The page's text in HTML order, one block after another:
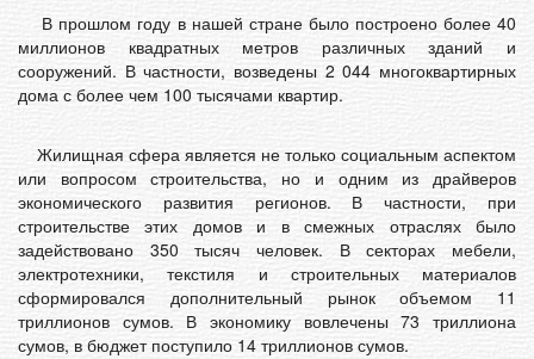
В прошлом году в нашей стране было построено более 40
миллионов квадратных метров различных зданий и
сооружений. В частности, возведены 2 044 многоквартирных
дома с более чем 100 тысячами квартир.
Жилищная сфера является не только социальным аспектом
или вопросом строительства, но и одним из драйверов
экономического развития регионов. В частности, при
строительстве этих домов и в смежных отраслях было
задействовано 350 тысяч человек. В секторах мебели,
электротехники, текстиля и строительных материалов
сформировался дополнительный рынок объемом 11
триллионов сумов. В экономику вовлечены 73 триллиона
сумов, в бюджет поступило 14 триллионов сумов.